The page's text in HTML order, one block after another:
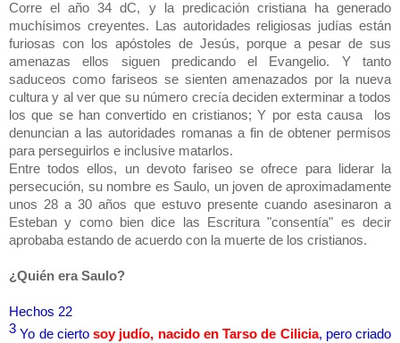
Corre el año 34 dC, y la predicación cristiana ha generado
muchísimos creyentes. Las autoridades religiosas judías están
furiosas con los apóstoles de Jesús, porque a pesar de sus
amenazas ellos siguen predicando el Evangelio. Y tanto
saduceos como fariseos se sienten amenazados por la nueva
cultura y al ver que su número crecía deciden exterminar a todos
los que se han convertido en cristianos; Y por esta causa los
denuncian a las autoridades romanas a fin de obtener permisos
para perseguirlos e inclusive matarlos.
Entre todos ellos, un devoto fariseo se ofrece para liderar la
persecución, su nombre es Saulo, un joven de aproximadamente
unos 28 a 30 años que estuvo presente cuando asesinaron a
Esteban y como bien dice las Escritura "consentía" es decir
aprobaba estando de acuerdo con la muerte de los cristianos.
¿Quién era Saulo?
Hechos 22
3Yo de cierto soy judío, nacido en Tarso de Cilicia, pero criado